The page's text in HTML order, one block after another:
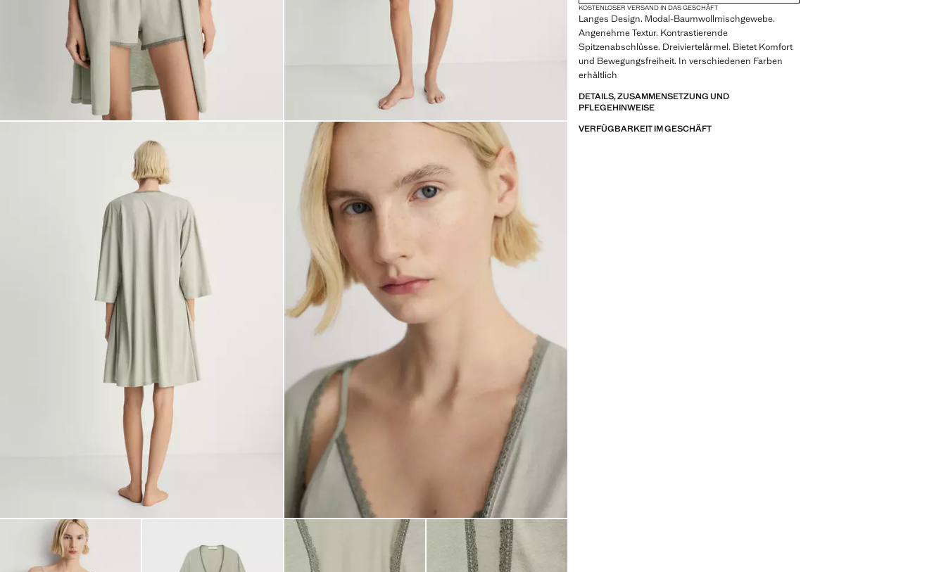
KOSTENLOSER VERSAND IN DAS GESCHÄFT
Langes Design. Modal-Baumwollmischgewebe.
Angenehme Textur. Kontrastierende
Spitzenabschlüsse. Dreiviertelärmel. Bietet Komfort
und Bewegungsfreiheit. In verschiedenen Farben
erhältlich
DETAILS, ZUSAMMENSETZUNG UND
PFLEGEHINWEISE
VERFÜGBARKEIT IM GESCHÄFT